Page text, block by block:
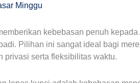
Minggu
kebebasan penuh
Pilihan ini sangat ideal bagi
privasi serta fleksibilitas waktu.